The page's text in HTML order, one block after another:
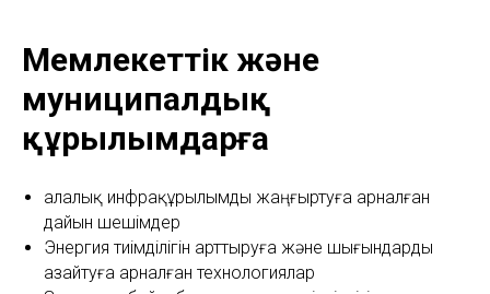
Мемлекеттік және
муниципалдық
құрылымдарға
Қалалық инфрақұрылымды жаңғыртуға арналған
дайын шешімдер
Энергия тиімділігін арттыруға және шығындарды
азайтуға арналған технологиялар